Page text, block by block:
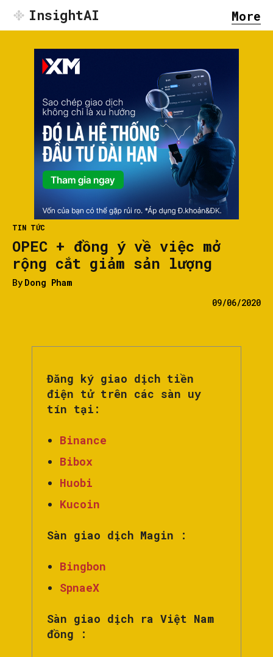
InsightAI More
TIN TỨC
OPEC + đồng ý về việc mở
rộng cắt giảm sản lượng
By Dong Pham
09/06/2020
Đăng ký giao dịch tiền
điện tử trên các sàn uy
tín tại:
Binance
Bibox
Huobi
Kucoin
Sàn giao dịch Magin :
Bingbon
SpnaeX
Sàn giao dịch ra Việt Nam
đồng :